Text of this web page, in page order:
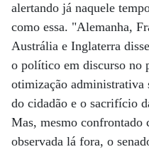
alertando já naquele
como essa. "Alemanha,
Austrália e Inglaterra
o político em discurso no
otimização administrativa
do cidadão e o sacrifício
Mas, mesmo confrontado
observada lá fora, o